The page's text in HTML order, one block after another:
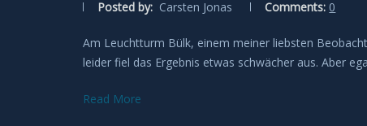
Posted by: Carsten Jonas Comments: 0
Am Leuchtturm Bülk, einem meiner liebsten
leider fiel das Ergebnis etwas schwächer aus. Aber
Read More